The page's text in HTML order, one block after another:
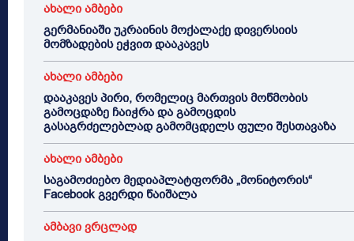
ახალი ამბები
გერმანიაში უკრაინის მოქალაქე დივერსიის
მომზადების ეჭვით დააკავეს
ახალი ამბები
დააკავეს პირი, რომელიც მართვის მოწმობის
გამოცდაზე ჩაიჭრა და გამოცდის
გასაგრძელებლად გამომცდელს ფული შესთავაზა
ახალი ამბები
საგამოძიებო მედიაპლატფორმა „მონიტორის“
Facebook გვერდი წაიშალა
ამბავი ვრცლად